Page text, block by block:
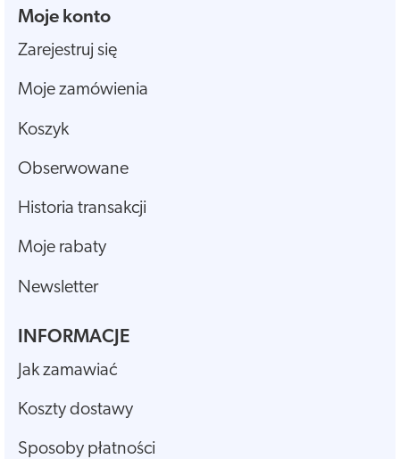
Moje konto
Zarejestruj się
Moje zamówienia
Koszyk
Obserwowane
Historia transakcji
Moje rabaty
Newsletter
INFORMACJE
Jak zamawiać
Koszty dostawy
Sposoby płatności